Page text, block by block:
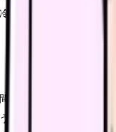
汗や呼吸困難を伴う場
、随伴症状を確認しま
場合は、優先度を上げ